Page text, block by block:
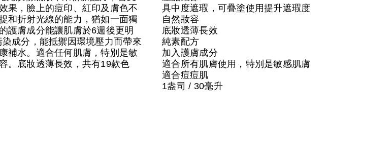
果，臉上的痘印、紅印及膚色不
和折射光線的能力，猶如一面獨
護膚成分能讓肌膚於6週後更明
成分，能抵禦因環境壓力而帶來
補水。適合任何肌膚，特別是敏
。底妝透薄長效，共有19款色
具中度遮瑕，可疊塗使用提升遮瑕度
自然妝容
底妝透薄長效
純素配方
加入護膚成分
適合所有肌膚使用，特別是敏感肌膚
適合痘痘肌
1盎司 / 30毫升